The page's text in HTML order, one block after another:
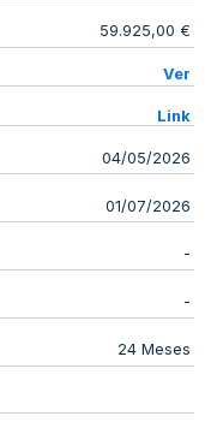
59.925,00 €
Ver
Link
04/05/2026
01/07/2026
-
-
24 Meses